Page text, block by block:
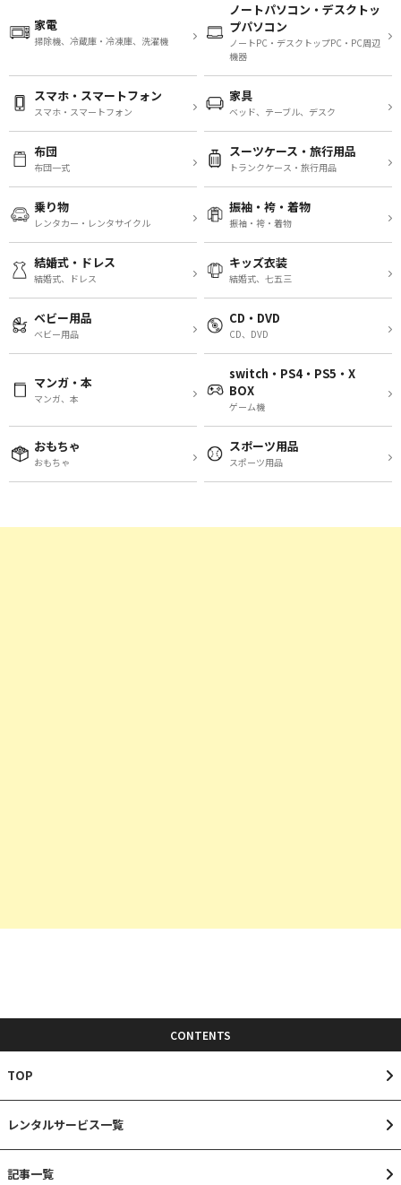
家電
掃除機、冷蔵庫・冷凍庫、洗濯機
ノートパソコン・デスクトッ
プパソコン
ノートPC・デスクトップPC・PC周辺
機器
スマホ・スマートフォン
スマホ・スマートフォン
家具
ベッド、テーブル、デスク
布団
布団一式
スーツケース・旅行用品
トランクケース・旅行用品
乗り物
レンタカー・レンタサイクル
振袖・袴・着物
振袖・袴・着物
結婚式・ドレス
結婚式、ドレス
キッズ衣装
結婚式、七五三
ベビー用品
ベビー用品
CD・DVD
CD、DVD
マンガ・本
マンガ、本
switch・PS4・PS5・X
BOX
ゲーム機
おもちゃ
おもちゃ
スポーツ用品
スポーツ用品
CONTENTS
TOP
レンタルサービス一覧
記事一覧